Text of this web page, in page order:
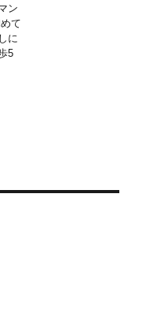
ン
て
に
5